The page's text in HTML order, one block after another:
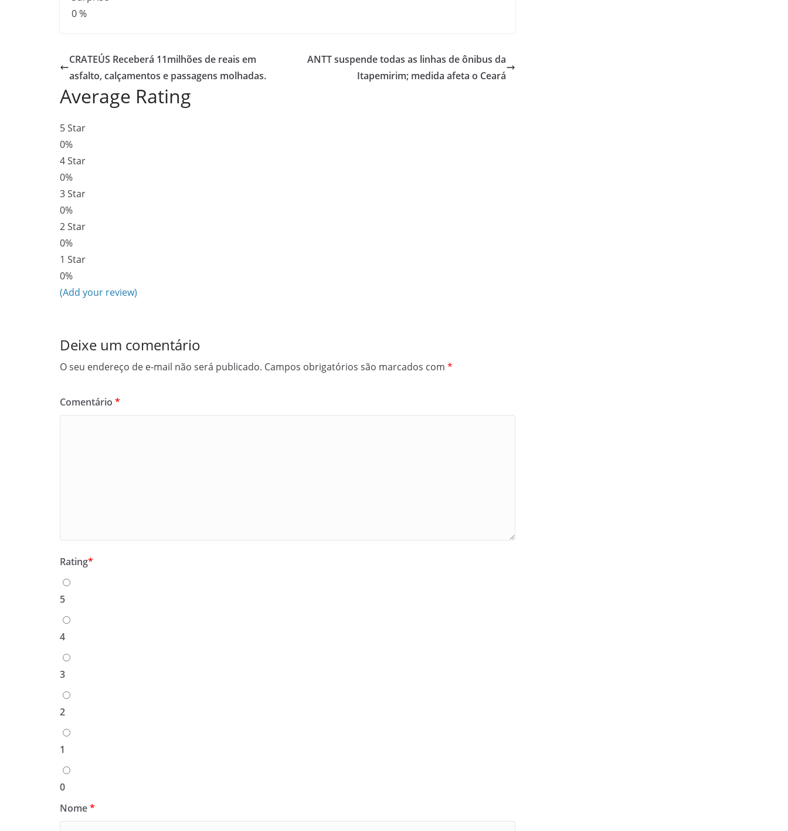
0%
CRATEÚS Receberá 11milhões de reais em
asfalto, calçamentos e passagens molhadas.
ANTT suspende todas as linhas de ônibus da
Itapemirim; medida afeta o Ceará
Average Rating
5 Star
0%
4 Star
0%
3 Star
0%
2 Star
0%
1 Star
0%
(Add your review)
Deixe um comentário
O seu endereço de e-mail não será publicado. Campos obrigatórios são marcados com *
Comentário *
Rating*
5
4
3
2
1
0
Nome*